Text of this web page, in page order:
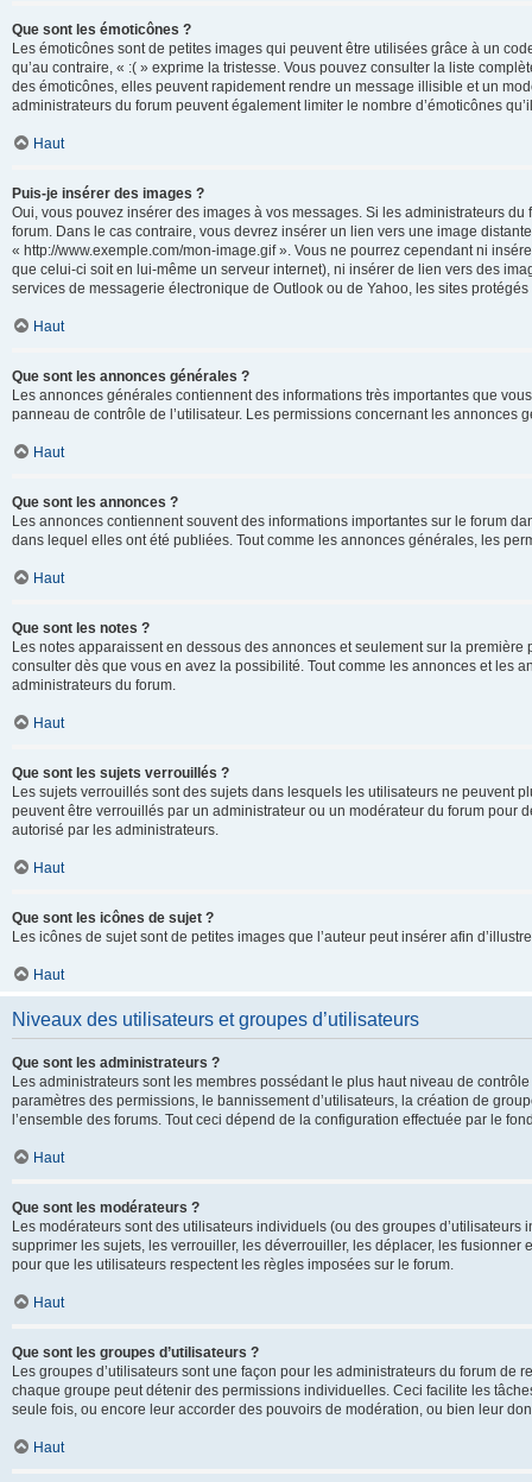
Que sont les émoticônes ?
Les émoticônes sont de petites images qui peuvent être utilisées grâce à un
qu’au contraire, « :( » exprime la tristesse. Vous pouvez consulter la liste
des émoticônes, elles peuvent rapidement rendre un message illisible et un
administrateurs du forum peuvent également limiter le nombre d’émoticônes
Haut
Puis-je insérer des images ?
Oui, vous pouvez insérer des images à vos messages. Si les administrateurs
forum. Dans le cas contraire, vous devrez insérer un lien vers une image
« http://www.exemple.com/mon-image.gif ». Vous ne pourrez cependant ni
que celui-ci soit en lui-même un serveur internet), ni insérer de lien vers des
services de messagerie électronique de Outlook ou de Yahoo, les sites
Haut
Que sont les annonces générales ?
Les annonces générales contiennent des informations très importantes que
panneau de contrôle de l’utilisateur. Les permissions concernant les annonces
Haut
Que sont les annonces ?
Les annonces contiennent souvent des informations importantes sur le forum
dans lequel elles ont été publiées. Tout comme les annonces générales, les
Haut
Que sont les notes ?
Les notes apparaissent en dessous des annonces et seulement sur la
consulter dès que vous en avez la possibilité. Tout comme les annonces et les
administrateurs du forum.
Haut
Que sont les sujets verrouillés ?
Les sujets verrouillés sont des sujets dans lesquels les utilisateurs ne peuvent
peuvent être verrouillés par un administrateur ou un modérateur du forum pour
autorisé par les administrateurs.
Haut
Que sont les icônes de sujet ?
Les icônes de sujet sont de petites images que l’auteur peut insérer afin
Haut
Niveaux des utilisateurs et groupes d’utilisateurs
Que sont les administrateurs ?
Les administrateurs sont les membres possédant le plus haut niveau de
paramètres des permissions, le bannissement d’utilisateurs, la création de
l’ensemble des forums. Tout ceci dépend de la configuration effectuée par le
Haut
Que sont les modérateurs ?
Les modérateurs sont des utilisateurs individuels (ou des groupes
supprimer les sujets, les verrouiller, les déverrouiller, les déplacer, les
pour que les utilisateurs respectent les règles imposées sur le forum.
Haut
Que sont les groupes d’utilisateurs ?
Les groupes d’utilisateurs sont une façon pour les administrateurs du forum
chaque groupe peut détenir des permissions individuelles. Ceci facilite les
seule fois, ou encore leur accorder des pouvoirs de modération, ou bien leur
Haut